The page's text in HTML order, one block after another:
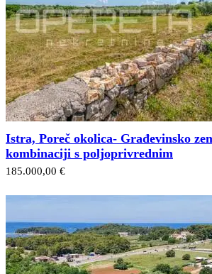
Istra, Poreč okolica- Građevinsko
kombinaciji s poljoprivrednim
185.000,00 €